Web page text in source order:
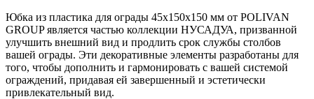
Юбка из пластика для ограды 45х150х150 мм от POLIVAN
GROUP является частью коллекции НУСАДУА, призванной
улучшить внешний вид и продлить срок службы столбов
вашей ограды. Эти декоративные элементы разработаны для
того, чтобы дополнить и гармонировать с вашей системой
ограждений, придавая ей завершенный и эстетически
привлекательный вид.